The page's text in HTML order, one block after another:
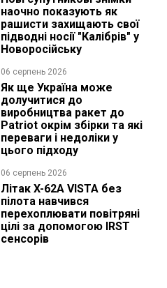
наочно показують як
рашисти захищають свої
підводні носії "Калібрів" у
Новоросійську
06 серпень 2026
Як ще Україна може
долучитися до
виробництва ракет до
Patriot окрім збірки та які
переваги і недоліки у
цього підходу
06 серпень 2026
Літак X-62A VISTA без
пілота навчився
перехоплювати повітряні
цілі за допомогою IRST
сенсорів